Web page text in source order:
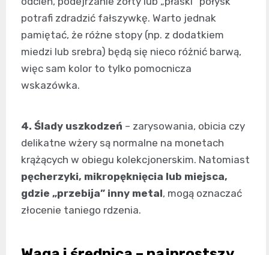
potrafi zdradzić fałszywkę. Warto jednak
pamiętać, że różne stopy (np. z dodatkiem
miedzi lub srebra) będą się nieco różnić barwą,
więc sam kolor to tylko pomocnicza
wskazówka.
4. Ślady uszkodzeń – zarysowania, obicia czy
delikatne wżery są normalne na monetach
krążących w obiegu kolekcjonerskim. Natomiast
pęcherzyki, mikropęknięcia lub miejsca,
gdzie „przebija” inny metal, mogą oznaczać
złocenie taniego rdzenia.